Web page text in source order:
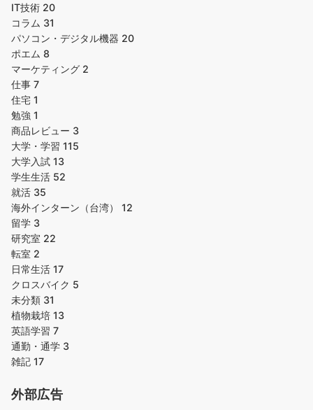
IT技術 20
コラム 31
パソコン・デジタル機器 20
ポエム 8
マーケティング 2
仕事 7
住宅 1
勉強 1
商品レビュー 3
大学・学習 115
大学入試 13
学生生活 52
就活 35
海外インターン（台湾） 12
留学 3
研究室 22
転室 2
日常生活 17
クロスバイク 5
未分類 31
植物栽培 13
英語学習 7
通勤・通学 3
雑記 17
外部広告